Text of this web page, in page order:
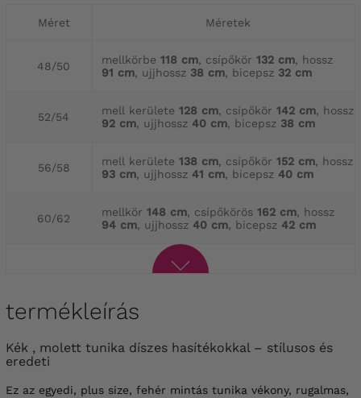
Méret Méretek
48/50 mellkörbe 118 cm, csípőkör 132 cm, hossz
91 cm, ujjhossz 38 cm, bicepsz 32 cm
52/54 mell kerülete 128 cm, csípőkör 142 cm, hossz
92 cm, ujjhossz 40 cm, bicepsz 38 cm
56/58 mell kerülete 138 cm, csípőkör 152 cm, hossz
93 cm, ujjhossz 41 cm, bicepsz 40 cm
60/62 mellkör 148 cm, csípőkörös 162 cm, hossz
94 cm, ujjhossz 40 cm, bicepsz 42 cm
termékleírás
Kék , molett tunika díszes hasítékokkal – stílusos és
eredeti
Ez az egyedi, plus size, fehér mintás tunika vékony, rugalmas,